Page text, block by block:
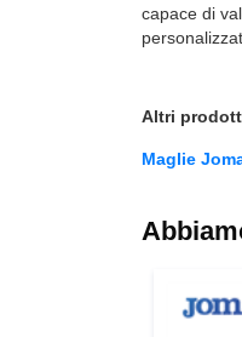
capace di
Altri
Maglie